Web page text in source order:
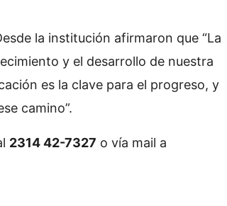
la institución afirmaron que “La
y el desarrollo de nuestra
es la clave para el progreso, y
camino”.
2314 42-7327 o vía mail a